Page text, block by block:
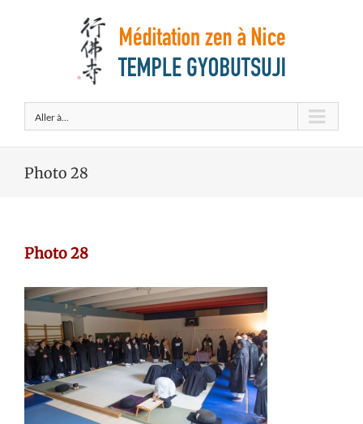
Aller à...
Photo 28
Photo 28